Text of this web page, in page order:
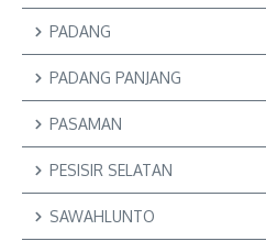
PADANG
PADANG PANJANG
PASAMAN
PESISIR SELATAN
SAWAHLUNTO